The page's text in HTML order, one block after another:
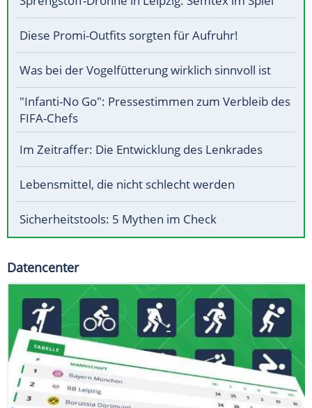
Diese Promi-Outfits sorgten für Aufruhr!
Was bei der Vogelfütterung wirklich sinnvoll ist
"Infanti-No Go": Pressestimmen zum Verbleib des
FIFA-Chefs
Im Zeitraffer: Die Entwicklung des Lenkrades
Lebensmittel, die nicht schlecht werden
Sicherheitstools: 5 Mythen im Check
Datencenter